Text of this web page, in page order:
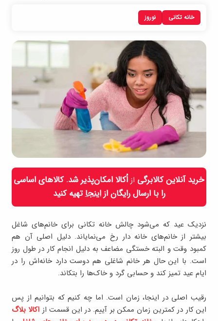
خانه تکانی نوروز
خرید آنلاین کالابرگی از اُکالا امکان‌پذیر شد. کالاهای اساسی
را با ارسال رایگان ازاینجاتهیه کنید
نزدیک عید که می‌شود چالش خانه تکانی برای خانم‌های شاغل
بیشتر از خانم‌های خانه دار رخ می‌نمایاند. دلیل اصلی آن هم
کمبود وقت و البته خستگی مضاعف به دلیل انجام کار در طول روز
است. با این حال هر خانم شاغلی هم دوست دارد خانه‌اش را در
ایام عید تمیز کند و حسابی گرد و خاک‌ها را بتکاند.
رقیب اصلی در اینجا، زمان است. اما چه کنیم که بتوانیم از پس
این کار در کمترین زمان ممکن بر آییم. در این قسمت از اکالا بلاگ